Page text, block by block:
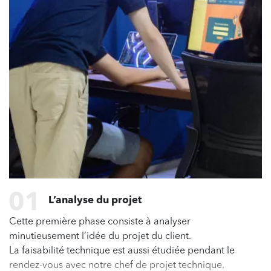
L’analyse du projet
Cette première phase consiste à analyser
minutieusement l’idée du projet du client.
La faisabilité technique est aussi étudiée pendant le
rendez-vous avec notre chef de projet technique.